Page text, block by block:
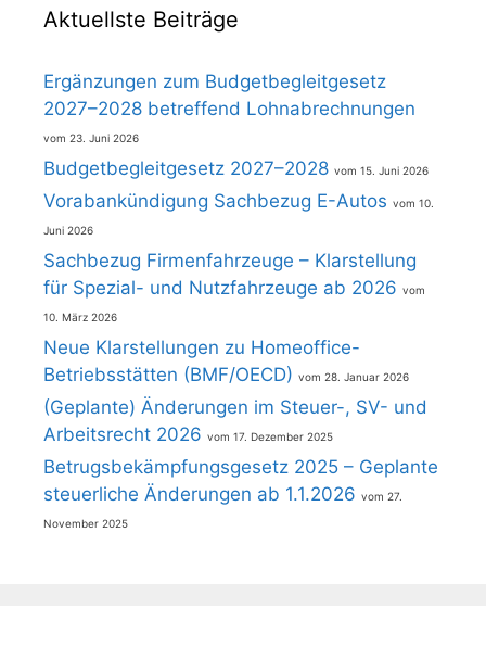
Aktuellste Beiträge
Ergänzungen zum Budgetbegleitgesetz
2027–2028 betreffend Lohnabrechnungen
23. Juni 2026
Budgetbegleitgesetz 2027–2028 15. Juni 2026
Vorabankündigung Sachbezug E-Autos 10.
Juni 2026
Sachbezug Firmenfahrzeuge – Klarstellung
für Spezial- und Nutzfahrzeuge ab 2026
10. März 2026
Neue Klarstellungen zu Homeoffice-
Betriebsstätten (BMF/OECD)
28. Januar 2026
(Geplante) Änderungen im Steuer-, SV- und
Arbeitsrecht 2026
17. Dezember 2025
Betrugsbekämpfungsgesetz 2025 – Geplante
steuerliche Änderungen ab 1.1.2026
27.
November 2025